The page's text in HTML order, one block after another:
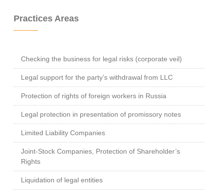
Practices Areas
Checking the business for legal risks (corporate veil)
Legal support for the party’s withdrawal from LLC
Protection of rights of foreign workers in Russia
Legal protection in presentation of promissory notes
Limited Liability Companies
Joint-Stock Companies, Protection of Shareholder’s
Rights
Liquidation of legal entities